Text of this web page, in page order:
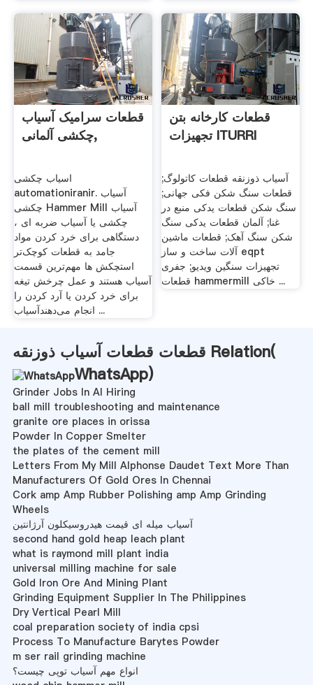
قطعات سرامیک آسیاب
چکشی آلمانی,
اسیاب چکشی
automationiranir. آسیاب
چکشی Hammer Mill آسیاب
چکشی یا آسیاب ضربه ای ،
دستگاهی برای خرد کردن مواد
جامد به قطعات کوچک‌تر
استچکش ها مهم‌ترین قسمت
آسیاب هستند و عمل چرخش تیغه
برای خرد کردن یا آرد کردن را
انجام می‌دهندآسیاب ...
قطعات کارخانه بتن
تجهیزات ITURRI
آسیاب ذوزنقه قطعات کاتولوگ;
قطعات سنگ شکن فکی جهانی;
سنگ شکن قطعات یدکی منبع در
غنا; آلمان قطعات یدکی سنگ
شکن سنگ آهک; قطعات ماشین
آلات ساخت و ساز eqpt
تجهیزات سنگین ویدیو; جفری
قطعات hammermill خاکی ...
قطعات قطعات آسیاب ذوزنقه Relation(
WhatsApp)
Grinder Jobs In Al Hiring
ball mill troubleshooting and maintenance
granite ore places in orissa
Powder In Copper Smelter
the plates of the cement mill
Letters From My Mill Alphonse Daudet Text More Than
Manufacturers Of Gold Ores In Chennai
Cork amp Amp Rubber Polishing amp Amp Grinding
Wheels
آسیاب میله ای قیمت هیدروسیکلون آرژانتین
second hand gold heap leach plant
what is raymond mill plant india
universal milling machine for sale
Gold Iron Ore And Mining Plant
Grinding Equipment Supplier In The Philippines
Dry Vertical Pearl Mill
coal preparation society of india cpsi
Process To Manufacture Barytes Powder
m ser rail grinding machine
انواع مهم آسیاب توپی چیست؟